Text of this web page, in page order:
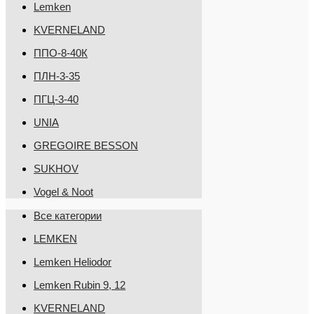
Lemken
KVERNELAND
ППО-8-40К
ПЛН-3-35
ПГЦ-3-40
UNIA
GREGOIRE BESSON
SUKHOV
Vogel & Noot
Все категории
LEMKEN
Lemken Heliodor
Lemken Rubin 9, 12
KVERNELAND